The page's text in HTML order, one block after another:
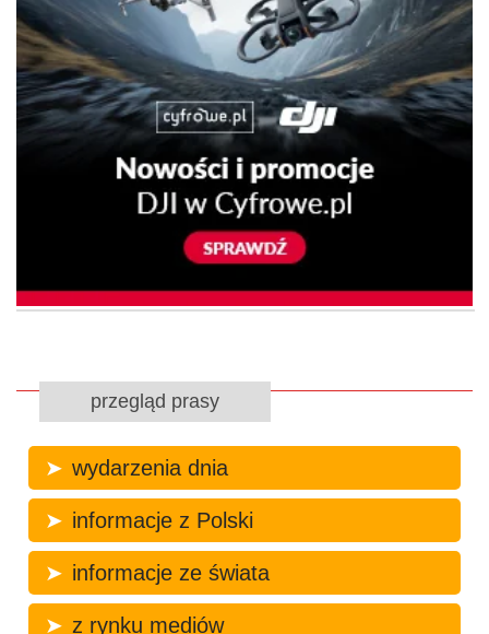
przegląd prasy
wydarzenia dnia
informacje z Polski
informacje ze świata
z rynku mediów